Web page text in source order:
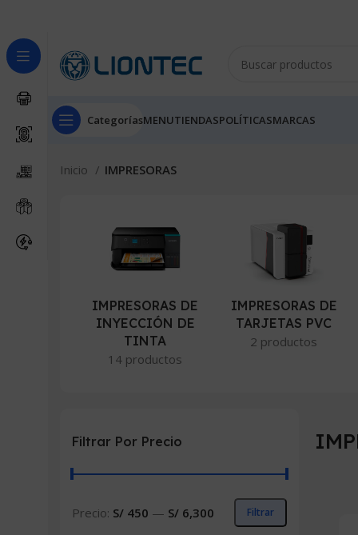
CategoríasMENUTIENDASPOLÍTICASMARCAS
Inicio IMPRESORAS
IMPRESORAS DE
INYECCIÓN DE
TINTA
14 productos
IMPRESORAS DE
TARJETAS PVC
2 productos
Filtrar Por Precio
Precio
Precio
Filtrar
Precio: S/ 450 — S/ 6,300